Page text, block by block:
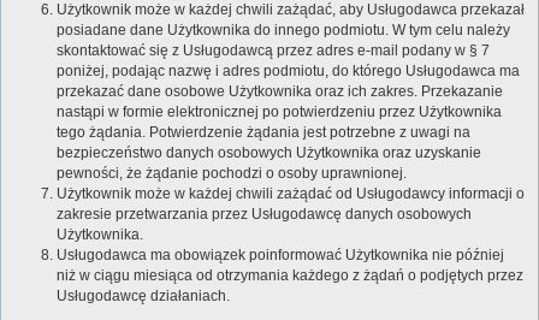
Użytkownik może w każdej chwili zażądać, aby Usługodawca przekazał
posiadane dane Użytkownika do innego podmiotu. W tym celu należy
skontaktować się z Usługodawcą przez adres e-mail podany w § 7
poniżej, podając nazwę i adres podmiotu, do którego Usługodawca ma
przekazać dane osobowe Użytkownika oraz ich zakres. Przekazanie
nastąpi w formie elektronicznej po potwierdzeniu przez Użytkownika
tego żądania. Potwierdzenie żądania jest potrzebne z uwagi na
bezpieczeństwo danych osobowych Użytkownika oraz uzyskanie
pewności, że żądanie pochodzi o osoby uprawnionej.
Użytkownik może w każdej chwili zażądać od Usługodawcy informacji o
zakresie przetwarzania przez Usługodawcę danych osobowych
Użytkownika.
Usługodawca ma obowiązek poinformować Użytkownika nie później
niż w ciągu miesiąca od otrzymania każdego z żądań o podjętych przez
Usługodawcę działaniach.